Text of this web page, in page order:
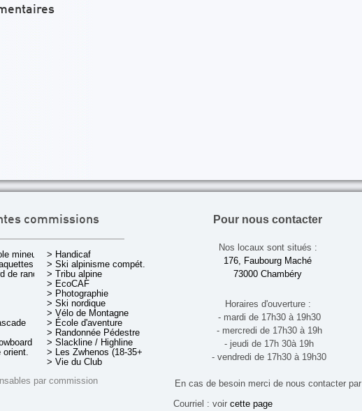
commissions
mineurs)
de rando.
orient.
> Handicaf
> Ski alpinisme compét.
> Tribu alpine
> EcoCAF
> Photographie
> Ski nordique
> Vélo de Montagne
> École d'aventure
> Randonnée Pédestre
> Slackline / Highline
> Les Zwhenos (18-35+ ans)
> Vie du Club
par commission
Pour nous contacter
Nos locaux sont situés :
176, Faubourg Maché
73000 Chambéry
Horaires d'ouverture :
- mardi de 17h30 à 19h30
- mercredi de 17h30 à 19h
- jeudi de 17h 30à 19h
- vendredi de 17h30 à 19h30
En cas de besoin merci de nous contacter par
Courriel : voir cette page